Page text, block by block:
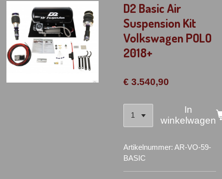
D2 Basic Air
Suspension Kit
Volkswagen POLO
2018+
€ 3.540,90
In
winkelwagen
Artikelnummer: AR-VO-59-
BASIC